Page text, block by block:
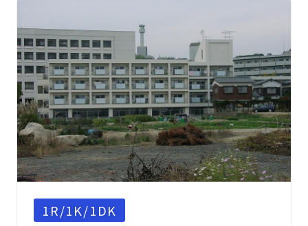
1R/1K/1DK